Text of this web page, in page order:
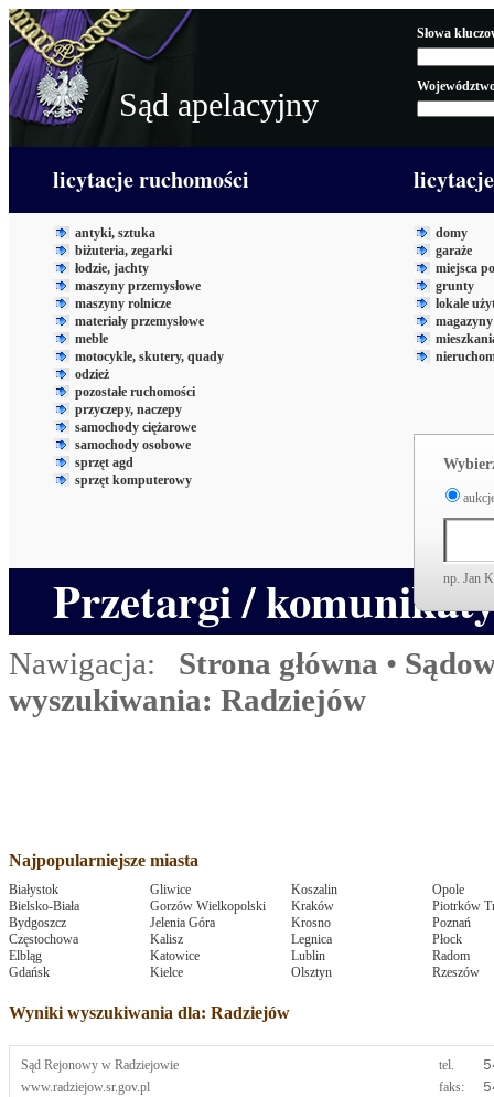
Sąd apelacyjny
Słowa
licytacje ruchomości
antyki, sztuka
biżuteria, zegarki
łodzie, jachty
maszyny przemysłowe
maszyny rolnicze
materiały przemysłowe
meble
motocykle, skutery, quady
odzież
pozostałe ruchomości
przyczepy, naczepy
samochody ciężarowe
samochody osobowe
sprzęt agd
sprzęt komputerowy
domy
garaże
miejsca
grunty
lokale
Przetargi / np. Jan
Nawigacja: Strona główna •
wyszukiwania: Radziejów
Najpopularniejsze miasta
Białystok
Bielsko-Biała
Bydgoszcz
Częstochowa
Elbląg
Gdańsk
Gliwice
Gorzów Wielkopolski
Jelenia Góra
Kalisz
Katowice
Kielce
Koszalin
Kraków
Krosno
Legnica
Lublin
Olsztyn
Opole
Piotrków
Poznań
Płock
Radom
Rzeszów
Wyniki wyszukiwania dla: Radziejów
Sąd Rejonowy w Radziejowie
www.radziejow.sr.gov.pl
tel.
faks: